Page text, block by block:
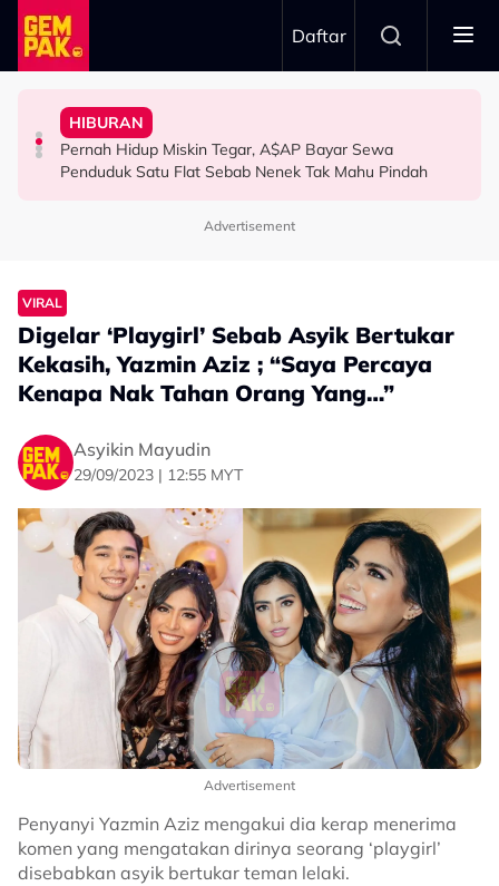
Skip to main content
Daftar
HIBURAN
Permintaan Aneh Jared Leto Di Lokasi, Minta Nelayan
Tangkap Ikan Segar Setiap Hari
HIBURAN
Pernah Hidup Miskin Tegar, A$AP Bayar Sewa
Penduduk Satu Flat Sebab Nenek Tak Mahu Pindah
HIBURAN
“Jangan Meroyan,Merentan...” - Ammar Alfian Pertahan
Aliff Aziz, Minta Netizen Berhenti Menghukum
HIBURAN
The Tomei Girls: Satu Wanita, Pelbagai Ekspresi
Advertisement
VIRAL
Digelar ‘Playgirl’ Sebab Asyik Bertukar
Kekasih, Yazmin Aziz ; “Saya Percaya
Kenapa Nak Tahan Orang Yang…”
Asyikin Mayudin
29/09/2023 | 12:55 MYT
Advertisement
Penyanyi Yazmin Aziz mengakui dia kerap menerima
komen yang mengatakan dirinya seorang ‘playgirl’
disebabkan asyik bertukar teman lelaki.